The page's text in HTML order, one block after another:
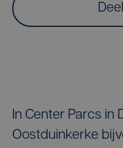
In Center Parcs in
Oostduinkerke